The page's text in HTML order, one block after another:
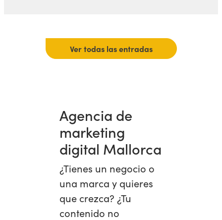
Ver todas las entradas
Agencia de
marketing
digital Mallorca
¿Tienes un negocio o
una marca y quieres
que crezca? ¿Tu
contenido no